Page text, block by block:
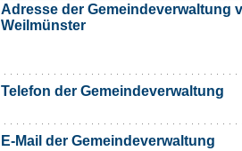
Adresse der Gemeindeverwaltung
Weilmünster
Telefon der Gemeindeverwaltung
E-Mail der Gemeindeverwaltung